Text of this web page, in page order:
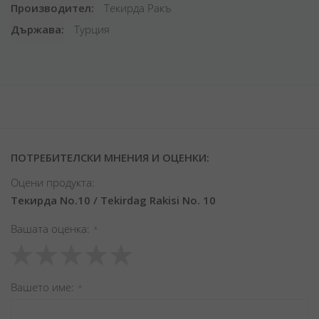
Производител
Текирда Ракъ
Държава
Турция
ПОТРЕБИТЕЛСКИ МНЕНИЯ И ОЦЕНКИ:
Оцени продукта:
Текирда No.10 / Tekirdag Rakisi No. 10
Вашата оценка
star
stars
stars
stars
stars
Вашето име